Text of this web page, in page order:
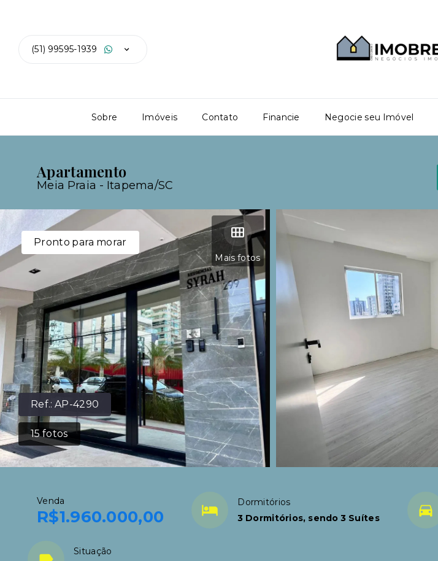
(51) 99595-1939
Sobre Imóveis Contato Financie Negocie seu Imóvel
Apartamento
Meia Praia - Itapema/SC
Ref.:AP-4290
15fotos
Mais fotos
Pronto para morar
Venda
R$1.960.000,00
Dormitórios
3 Dormitórios, sendo 3 Suítes
Situação